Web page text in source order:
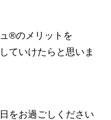
®︎のメリットを
ていけたらと思いま
をお過ごしください